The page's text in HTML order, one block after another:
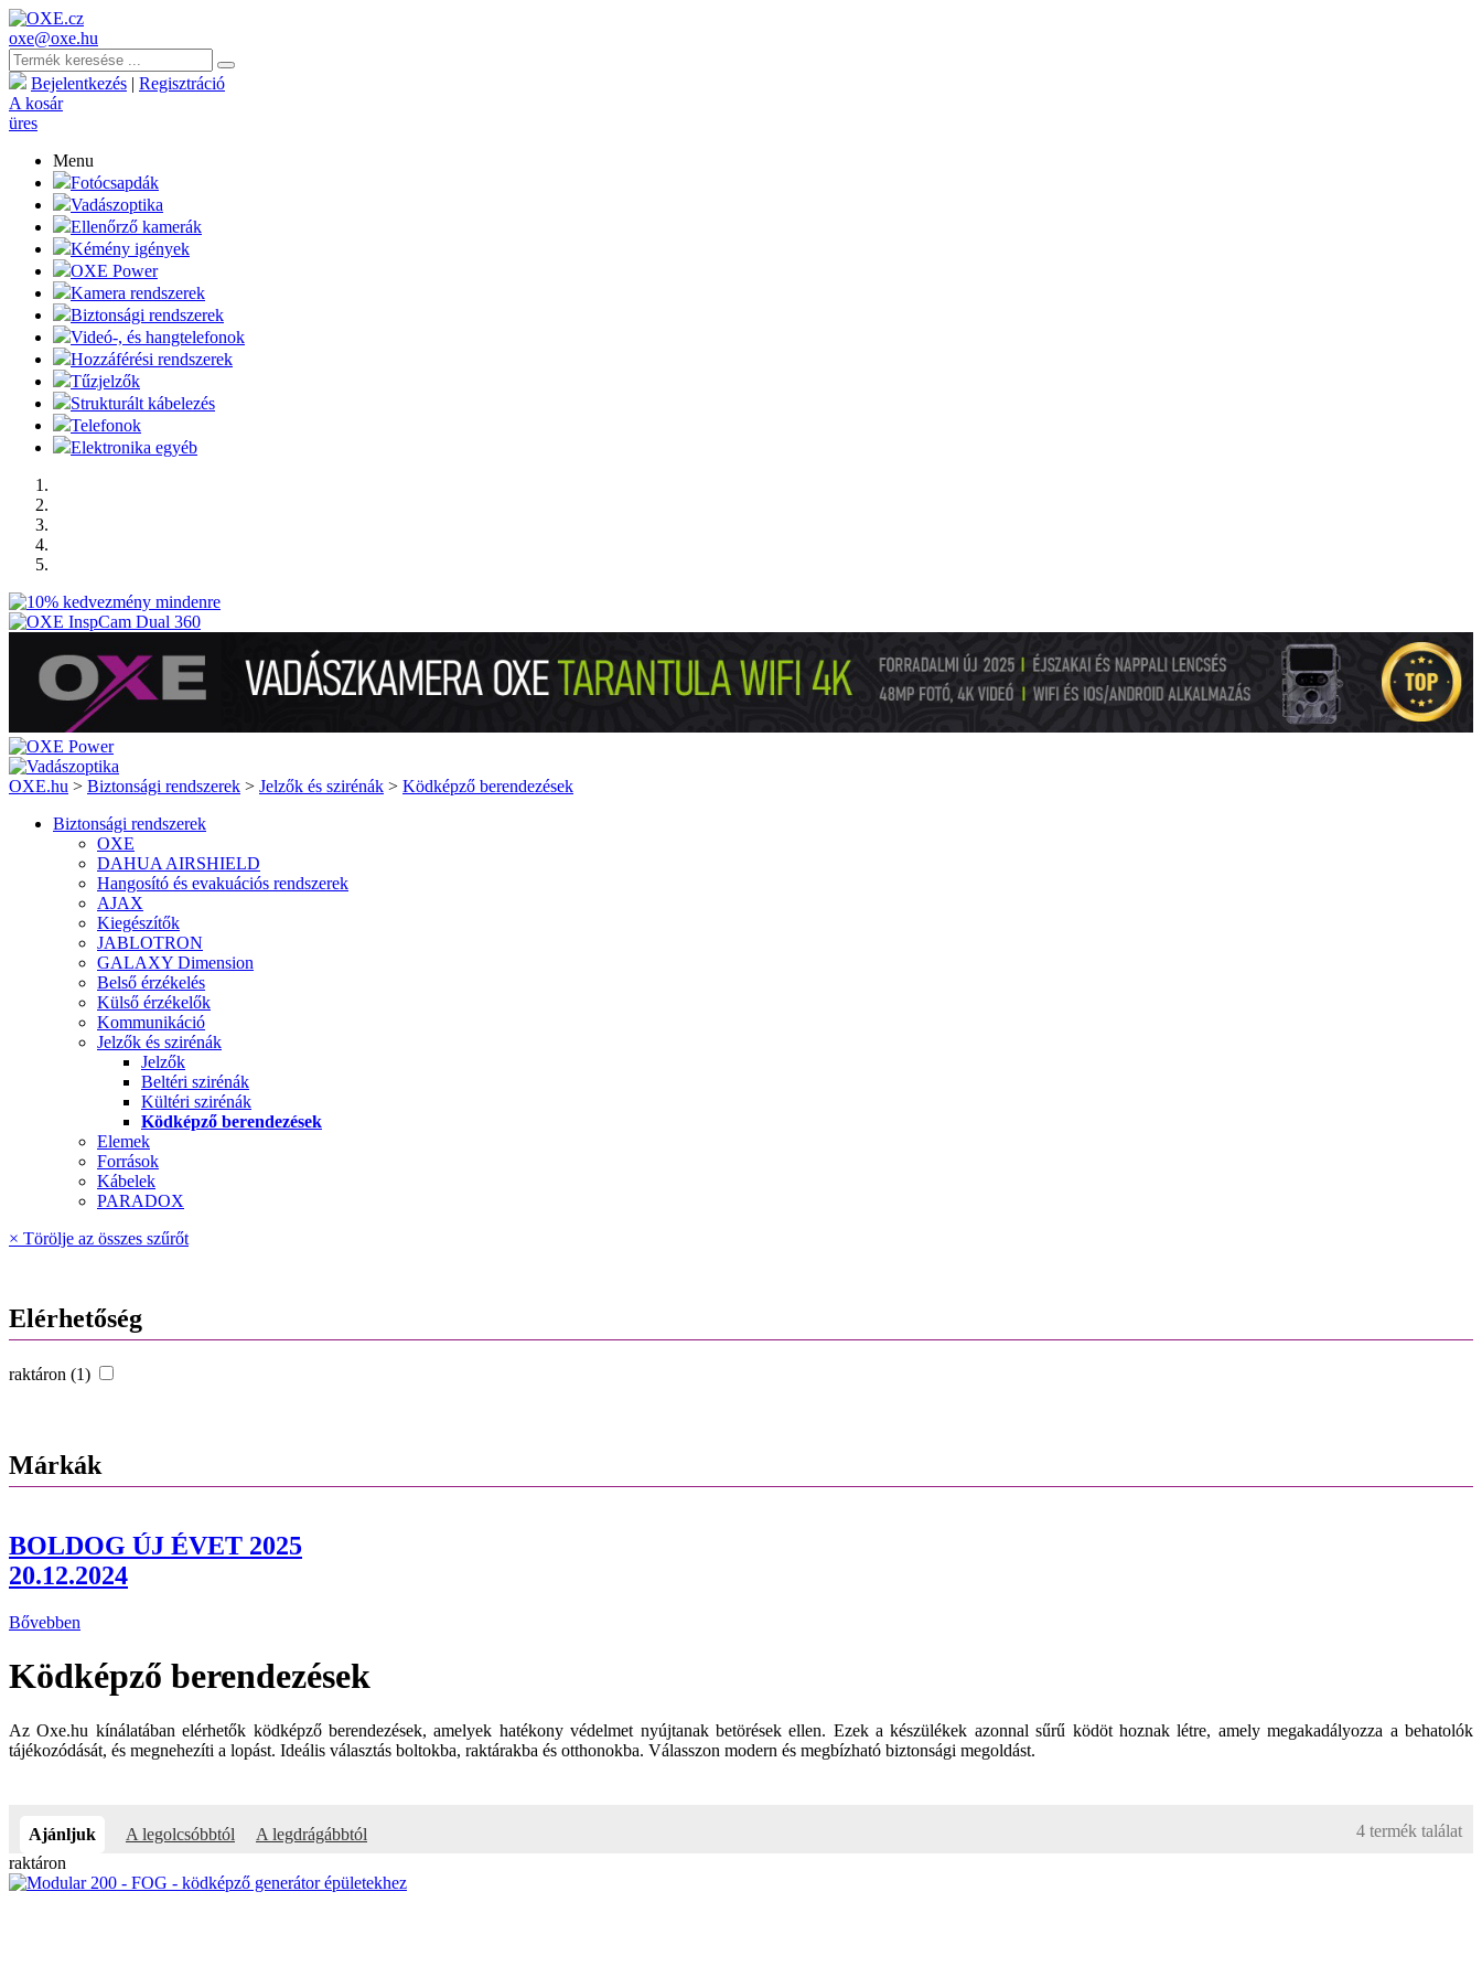
oxe@oxe.hu
Bejelentkezés | Regisztráció
A kosár
üres
Menu
Fotócsapdák
Vadászoptika
Ellenőrző kamerák
Kémény igények
OXE Power
Kamera rendszerek
Biztonsági rendszerek
Videó-, és hangtelefonok
Hozzáférési rendszerek
Tűzjelzők
Strukturált kábelezés
Telefonok
Elektronika egyéb
OXE.hu > Biztonsági rendszerek > Jelzők és szirénák > Ködképző berendezések
Biztonsági rendszerek
OXE
DAHUA AIRSHIELD
Hangosító és evakuációs rendszerek
AJAX
Kiegészítők
JABLOTRON
GALAXY Dimension
Belső érzékelés
Külső érzékelők
Kommunikáció
Jelzők és szirénák
Jelzők
Beltéri szirénák
Kültéri szirénák
Ködképző berendezések
Elemek
Források
Kábelek
PARADOX
× Törölje az összes szűrőt
Elérhetőség
raktáron (1)
Márkák
BOLDOG ÚJ ÉVET 2025
20.12.2024
Bővebben
Ködképző berendezések
Az Oxe.hu kínálatában elérhetők ködképző berendezések, amelyek hatékony védelmet nyújtanak betörések ellen. Ezek a készülékek azonnal sűrű ködöt hoznak létre, amely megakadályozza a behatolók
tájékozódását, és megnehezíti a lopást. Ideális választás boltokba, raktárakba és otthonokba. Válasszon modern és megbízható biztonsági megoldást.
Ajánljuk A legolcsóbbtól A legdrágábbtól
4 termék találat
raktáron